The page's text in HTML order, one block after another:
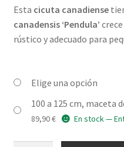
Esta cicuta canadiense
canadensis ‘Pendula’
rústico y adecuado para
Elige una opción
100 a 125 cm, maceta
89,90€ En stock —